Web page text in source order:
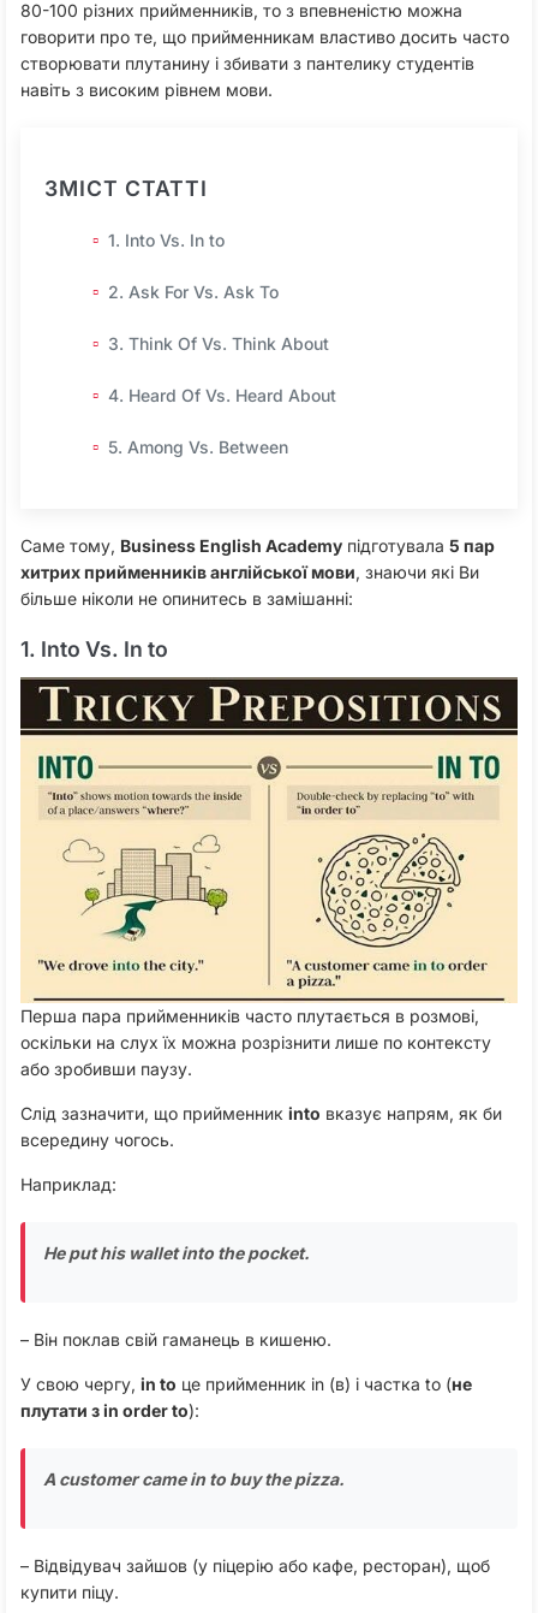
80-100 різних прийменників, то з впевненістю можна
говорити про те, що прийменникам властиво досить часто
створювати плутанину і збивати з пантелику студентів
навіть з високим рівнем мови.
ЗМІСТ СТАТТІ
1. Into Vs. In to
2. Ask For Vs. Ask To
3. Think Of Vs. Think About
4. Heard Of Vs. Heard About
5. Among Vs. Between
Саме тому, Business English Academy підготувала 5 пар
хитрих прийменників англійської мови, знаючи які Ви
більше ніколи не опинитесь в замішанні:
1. Into Vs. In to
Перша пара прийменників часто плутається в розмові,
оскільки на слух їх можна розрізнити лише по контексту
або зробивши паузу.
Слід зазначити, що прийменник into вказує напрям, як би
всередину чогось.
Наприклад:
He put his wallet into the pocket.
– Він поклав свій гаманець в кишеню.
У свою чергу, in to це прийменник in (в) і частка to (не
плутати з in order to):
A customer came in to buy the pizza.
– Відвідувач зайшов (у піцерію або кафе, ресторан), щоб
купити піцу.